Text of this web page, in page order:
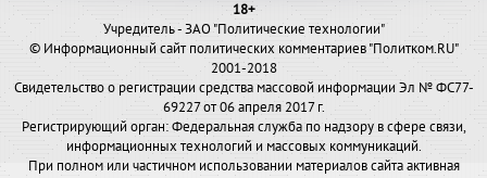
18+
Учредитель - ЗАО "Политические технологии"
© Информационный сайт политических комментариев "Политком.RU"
2001-2018
Свидетельство о регистрации средства массовой информации Эл № ФС77-
69227 от 06 апреля 2017 г.
Регистрирующий орган: Федеральная служба по надзору в сфере связи,
информационных технологий и массовых коммуникаций.
При полном или частичном использовании материалов сайта активная